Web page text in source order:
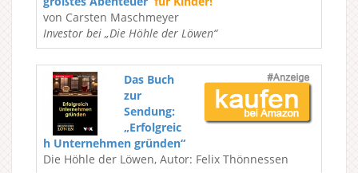
von Carsten Maschmeyer
Investor bei „Die Höhle der Löwen“
Das Buch
zur
Sendung:
„Erfolgreic
h Unternehmen gründen“
Die Höhle der Löwen, Autor: Felix Thönnessen